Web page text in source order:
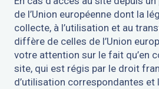
de l’Union européenne dont la
collecte, à l’utilisation et au
diffère de celles de l’Union
votre attention sur le fait qu’en
site, qui est régis par le droit
d’utilisation correspondantes et